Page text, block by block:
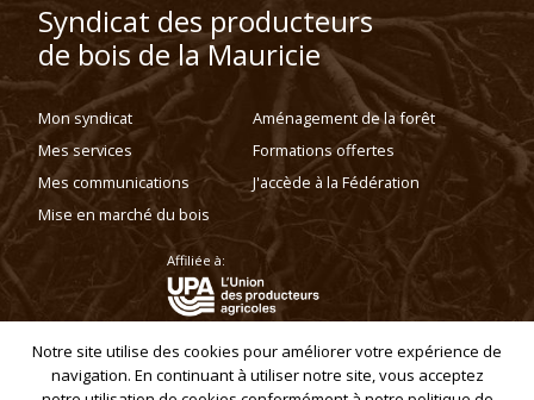
Syndicat des producteurs
de bois de la Mauricie
Mon syndicat
Mes services
Mes communications
Mise en marché du bois
Aménagement de la forêt
Formations offertes
J'accède à la Fédération
Affiliée à:
Politique de confidentialité
Notre site utilise des cookies pour améliorer votre expérience de
navigation. En continuant à utiliser notre site, vous acceptez